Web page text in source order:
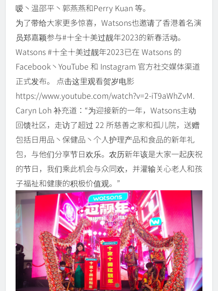
嗳丶温邵平丶郭燕燕和Perry Kuan 等。
为了带给大家更多惊喜，Watsons也邀请了香港着名演
员郑嘉颖参与#十全十美过靓年2023的新春活动。
Watsons #十全十美过靓年2023已在 Watsons 的
Facebook丶YouTube 和 Instagram 官方社交媒体渠道
正式发布。 点击这里观看贺岁电影
https://www.youtube.com/watch?v=2-iT9aWhZvM.
Caryn Loh 补充道：“为迎接新的一年，Watsons主动
回馈社区，走访了超过 22 所慈善之家和孤儿院，送赠
包括日用品丶保健品丶个人护理产品和食品的新年礼
包，与他们分享节日欢乐。农历新年该是大家一起庆祝
的节日，我们乘此机会与众同欢，并灌输关心老人和孩
子福祉和健康的积极价值观。”